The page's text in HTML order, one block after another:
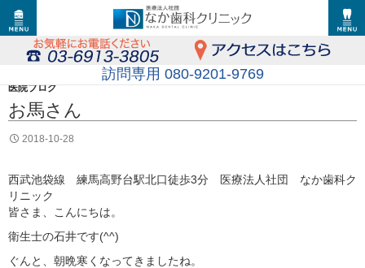
訪問専用 080-9201-9769
医院ブログ
お馬さん
2018-10-28
西武池袋線 練馬高野台駅北口徒歩3分 医療法人社団 なか歯科ク
リニック
皆さま、こんにちは。
衛生士の石井です(^^)
ぐんと、朝晩寒くなってきましたね。